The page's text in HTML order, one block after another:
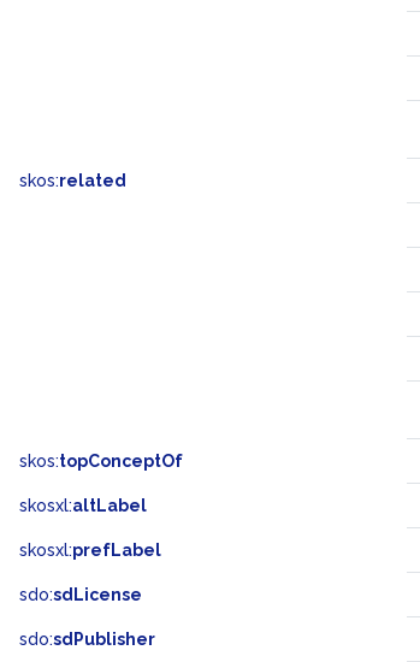
skos:related
skos:topConceptOf
skosxl:altLabel
skosxl:prefLabel
sdo:sdLicense
sdo:sdPublisher